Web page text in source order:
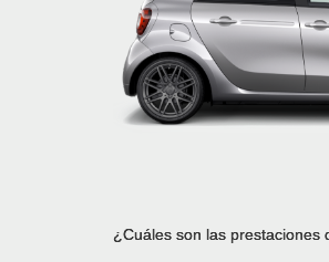
¿Cuáles son las prestaciones